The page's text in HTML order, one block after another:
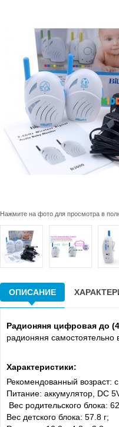
Нажмите на фото для просмотра в
ОПИСАНИЕ
Радионяня цифровая до
радионяня
Характеристики:
Рекомендованный возраст:
Питание: аккумулятор, DC
Вес родительского блока:
Вес детского блока: 57.8 г;